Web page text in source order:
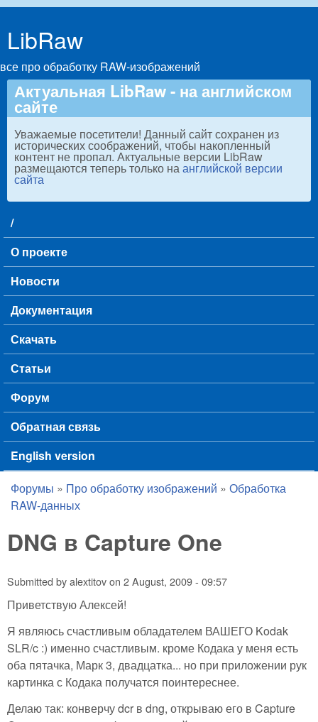
LibRaw
все про обработку RAW-изображений
Актуальная LibRaw - на английском
сайте
Уважаемые посетители! Данный сайт сохранен из
исторических соображений, чтобы накопленный
контент не пропал. Актуальные версии LibRaw
размещаются теперь только наанглийской версии
сайта
Main menu
/
О проекте
Новости
Документация
Скачать
Статьи
Форум
Обратная связь
English version
You are here
Форумы » Про обработку изображений » Обработка
RAW-данных
DNG в Capture One
Submitted byalextitovon 2 August, 2009 - 09:57
Приветствую Алексей!
Я являюсь счастливым обладателем ВАШЕГО Kodak
SLR/c :) именно счастливым. кроме Кодака у меня есть
оба пятачка, Марк 3, двадцатка... но при приложении рук
картинка с Кодака получатся поинтереснее.
Делаю так: конверчу dcr в dng, открываю его в Capture